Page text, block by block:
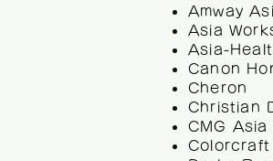
Amway
Asia
Asia-
Canon
Cheron
Christian
CMG Asia
Colorcraft